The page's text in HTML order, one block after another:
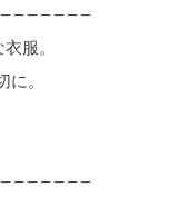
– – – – – –
服。
。
– – – – – –